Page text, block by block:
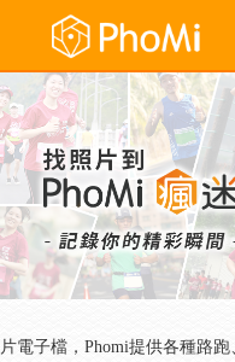
電子檔，Phomi提供各種路